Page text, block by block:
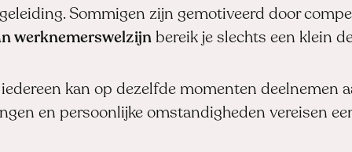
Sommigen zijn gemotiveerd door
werknemerswelzijn bereik je slechts een klein
kan op dezelfde momenten deelnemen
en persoonlijke omstandigheden vereisen